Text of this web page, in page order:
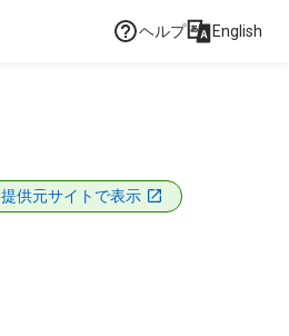
ヘルプ English
提供元サイトで表示